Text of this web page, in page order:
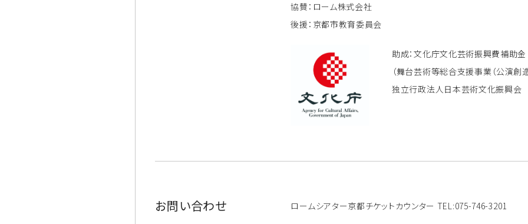
協賛：ローム株式会社
後援：京都市教育委員会
助成：文化庁文化芸術振興費補助金
（舞台芸術等総合支援事業（公演創造
独立行政法人日本芸術文化振興会
お問い合わせ ロームシアター京都チケットカウンター TEL:075-746-3201